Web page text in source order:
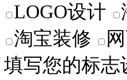
LOGO设计
淘宝装修
填写您的标志